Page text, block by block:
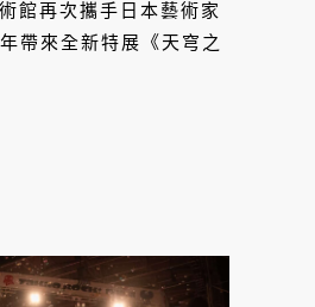
館再次攜手日本藝術家
帶來全新特展《天穹之